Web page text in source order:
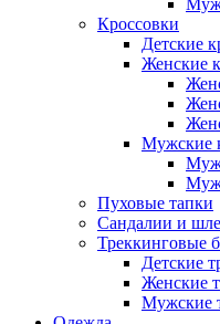
Кроссовки
Детские
Женские
Мужские
Пуховые тапки
Сандалии и
Треккинговые
Детские
Женские
Мужские